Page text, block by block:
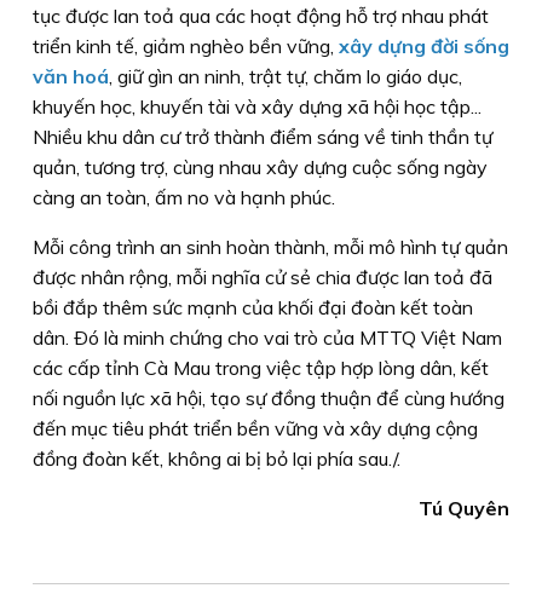
tục được lan toả qua các hoạt động hỗ trợ nhau phát
triển kinh tế, giảm nghèo bền vững, xây dựng đời sống
văn hoá, giữ gìn an ninh, trật tự, chăm lo giáo dục,
khuyến học, khuyến tài và xây dựng xã hội học tập...
Nhiều khu dân cư trở thành điểm sáng về tinh thần tự
quản, tương trợ, cùng nhau xây dựng cuộc sống ngày
càng an toàn, ấm no và hạnh phúc.
Mỗi công trình an sinh hoàn thành, mỗi mô hình tự quản
được nhân rộng, mỗi nghĩa cử sẻ chia được lan toả đã
bồi đắp thêm sức mạnh của khối đại đoàn kết toàn
dân. Ðó là minh chứng cho vai trò của MTTQ Việt Nam
các cấp tỉnh Cà Mau trong việc tập hợp lòng dân, kết
nối nguồn lực xã hội, tạo sự đồng thuận để cùng hướng
đến mục tiêu phát triển bền vững và xây dựng cộng
đồng đoàn kết, không ai bị bỏ lại phía sau./.
Tú Quyên